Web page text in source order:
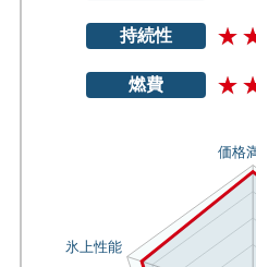
持続性
燃費